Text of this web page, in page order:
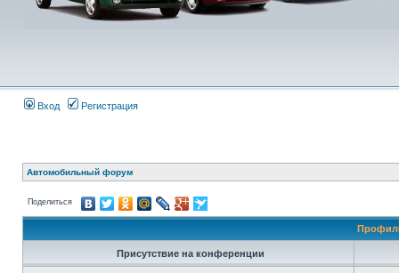
Вход Регистрация
Автомобильный форум
Поделиться
Присутствие на конференции